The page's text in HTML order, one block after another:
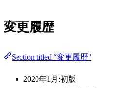
変更履歴
Section titled “変更履歴”
2020年1月:初版